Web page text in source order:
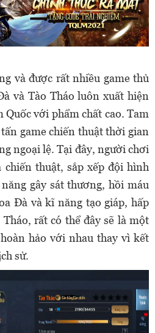
và được rất nhiều game thủ
và Tào Tháo luôn xuất hiện
Quốc với phẩm chất cao. Tam
game chiến thuật thời gian
ngoại lệ. Tại đây, người chơi
chiến thuật, sắp xếp đội hình
gây sát thương, hồi máu
Đà và kĩ năng tạo giáp, hấp
rất có thể đây sẽ là một
hảo với nhau thay vì kết
sử.